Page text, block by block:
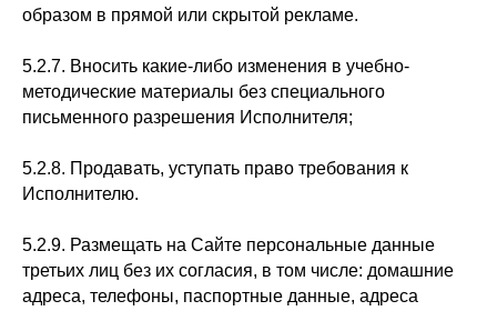
образом в прямой или скрытой рекламе.
5.2.7. Вносить какие-либо изменения в учебно-
методические материалы без специального
письменного разрешения Исполнителя;
5.2.8. Продавать, уступать право требования к
Исполнителю.
5.2.9. Размещать на Сайте персональные данные
третьих лиц без их согласия, в том числе: домашние
адреса, телефоны, паспортные данные, адреса